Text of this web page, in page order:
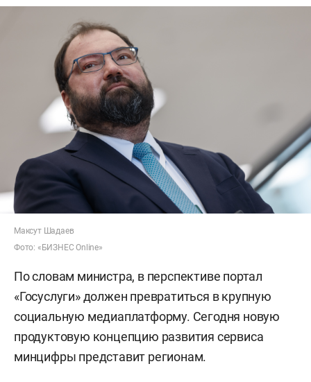
Максут Шадаев
Фото: «БИЗНЕС Online»
По словам министра, в перспективе портал
«Госуслуги» должен превратиться в крупную
социальную медиаплатформу. Сегодня новую
продуктовую концепцию развития сервиса
минцифры представит регионам.